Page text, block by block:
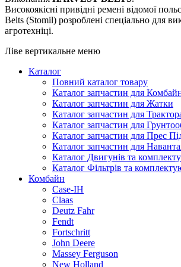
Високоякісні привідні ремені відомої
Belts (Stomil) розроблені спеціально для
агротехніці.
Ліве вертикальне меню
Каталог
Повний каталог товару
Каталог запчастин для
Каталог запчастин для Жатки
Каталог запчастин для
Каталог запчастин для
Каталог запчастин для Прес
Каталог запчастин для
Каталог Двигунів та
Каталог Фільтрів та
Комбайн
Case-IH
Claas
Deutz Fahr
Fendt
Fortschritt
John Deere
Massey Ferguson
New Holland